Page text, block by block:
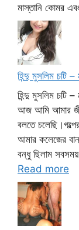
মাস্তানি কোমর
হিন্দু মুসলিম চটি
হিন্দু মুসলিম চটি
আজ আমি আমার
বলতে
আমার কলেজের
বন্ধু ছিলাম
Read more